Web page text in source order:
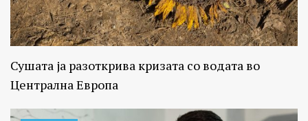
Сушата ја разоткрива кризата со водата во
Централна Европа